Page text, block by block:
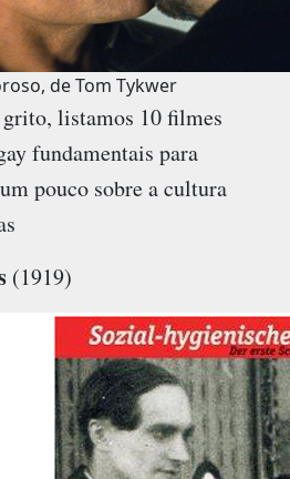
de Tom Tykwer
listamos 10 filmes
fundamentais para
pouco sobre a cultura
(1919)